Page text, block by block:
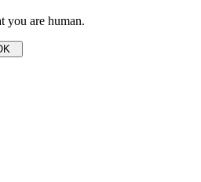
you are human.